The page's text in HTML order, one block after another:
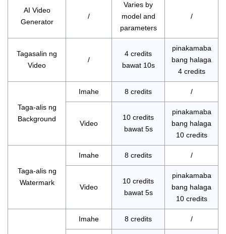
AI Video
Generator
/
Varies by
model and
parameters
/
Tagasalin ng
Video
/
4 credits
bawat 10s
pinakamaba
bang halaga
4 credits
Taga-alis ng
Background
Imahe 8 credits /
Video
10 credits
bawat 5s
pinakamaba
bang halaga
10 credits
Taga-alis ng
Watermark
Imahe 8 credits /
Video
10 credits
bawat 5s
pinakamaba
bang halaga
10 credits
Imahe 8 credits /